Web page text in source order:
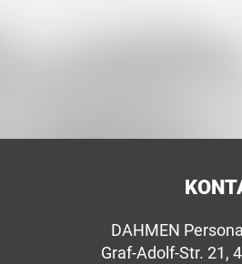
DAHMEN
Graf-Adolf-Str. 21,